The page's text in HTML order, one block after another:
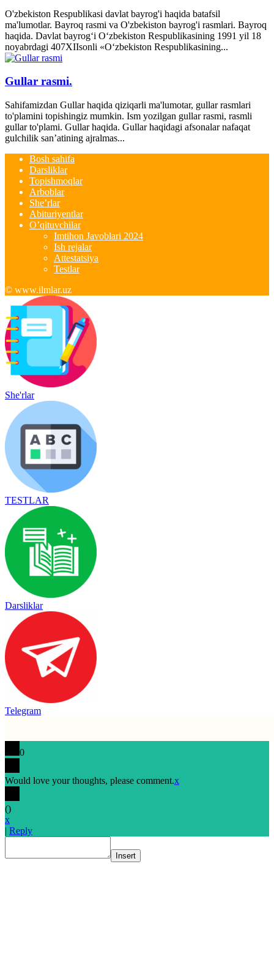
O'zbekiston Respublikasi davlat bayrog'i haqida batafsil
ma'lumotlar. Bayroq rasmi va O'zbekiston bayrog'i rasmlari. Bayroq
haqida. Davlat bayrog‘i O‘zbekiston Respublikasining 1991 yil 18
noyabrdagi 407­XII­sonli «O‘zbekiston Respublikasining...
Gullar rasmi.
Sahifamizdan Gullar haqida qiziqarli ma'lumotar, gullar rasmlari
to'plamini topishingiz mumkin. Ism yozilgan gullar rasmi, rasmli
gullar to'plami. Gullar haqida. Gullar haqidagi afsonalar nafaqat
gulchilik san’atining ajralmas...
Bosh sahifa
Darsliklar
Topishmoqlar
Arboblar
She’rlar
Abituriyentlar
O’qituvchilar
Imtihon Javoblari 2024
Ish rejalar
Attestatsiya
Testlar
© www.ilmlar.uz
She'rlar
TESTLAR
Darsliklar
Telegram
0
Would love your thoughts, please comment.x
()
x
| Reply
Insert